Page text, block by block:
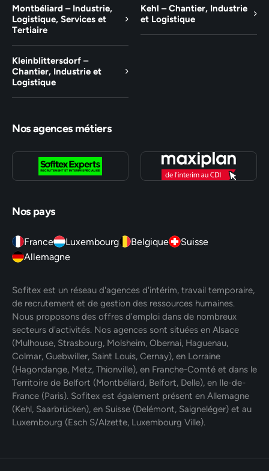
Montbéliard – Industrie,
Logistique, Services et
Tertiaire
Kehl – Chantier, Industrie
et Logistique
Kleinblittersdorf –
Chantier, Industrie et
Logistique
Nos agences métiers
Nos pays
France Luxembourg Belgique
Suisse
Allemagne
Sofitex est un réseau d'agences d'intérim, travail temporaire,
de recrutement et de gestion des ressources humaines.
Nous proposons des offres d'emploi dans de nombreux
secteurs d'activités. Nos agences sont situées en Alsace
(Mulhouse, Strasbourg, Molsheim, Obernai, Haguenau,
Colmar, Guebwiller, Saint Louis, Cernay), en Lorraine
(Hagondange, Metz, Thionville), en Franche-Comté et dans le
Territoire de Belfort (Montbéliard, Belfort, Delle), en Ile-de-
France (Paris). Sofitex est également présent en Allemagne
(Kehl, Saarbrücken), en Suisse (Delémont, Saigneléger) et au
Luxembourg (Esch S/Alzette, Luxembourg Ville).